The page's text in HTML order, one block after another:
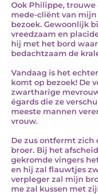
Ook Philippe,
mede-cliënt van
bezoek. Gewoonlijk
vreedzaam en
hij met het bord
bedachtzaam de
Vandaag is het
komt op bezoek! De
zwartharige
égards die ze
meeste mannen
vrouw.
De zus ontfermt zich
broer. Bij het
gekromde vingers
en hij zal flauwtjes
verpleger zal mijn
me zal kussen met